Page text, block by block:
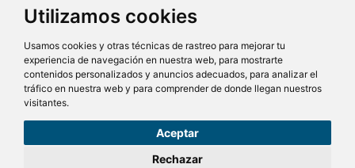
Utilizamos cookies
Usamos cookies y otras técnicas de rastreo para mejorar tu
experiencia de navegación en nuestra web, para mostrarte
contenidos personalizados y anuncios adecuados, para analizar el
tráfico en nuestra web y para comprender de donde llegan nuestros
visitantes.
Aceptar
Rechazar
88,00€
Quiénes Somos Condiciones Generales-Privacidad
sobre cookies|Ayudas
SG Entornos Turísticos S.L. Av. Vila Verde Cidade de Portugal, 25 Bajo. Lugo 27002 – España
- Licencia Agencia de viajes
- C.I.F.
B-27413228
Todos los derechos reservados